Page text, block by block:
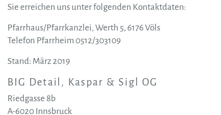
Sie erreichen uns unter folgenden Kontaktdaten:
Pfarrhaus/Pfarrkanzlei, Werth 5, 6176 Völs
Telefon Pfarrheim 0512/303109
Stand: März 2019
BIG Detail, Kaspar & Sigl OG
Riedgasse 8b
A-6020 Innsbruck